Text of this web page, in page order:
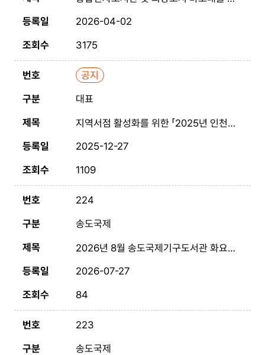
입
다
2026-04-02
3175
공지
대표
지역서점 활성화를 위한 「2025년 인천 책 지도」제작·배포
2025-12-27
1109
224
송도국제
2026년 8월 송도국제기구도서관 화요 시네마
2026-07-27
84
223
송도국제